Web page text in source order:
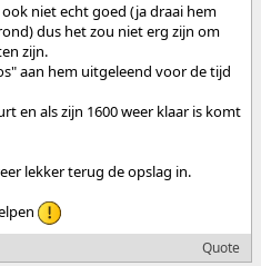
niet echt goed (ja draai hem
dus het zou niet erg zijn om
zijn.
aan hem uitgeleend voor de tijd
en als zijn 1600 weer klaar is komt
lekker terug de opslag in.
Quote